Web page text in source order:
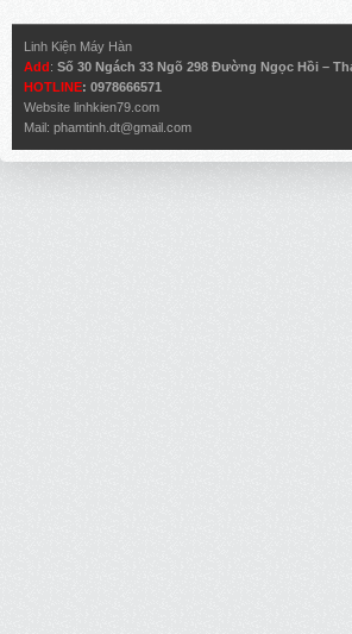
Linh Kiện Máy Hàn
Add: Số 30 Ngách 33 Ngõ 298 Đường Ngọc Hồi –
HOTLINE: 0978666571
Website linhkien79.com
Mail: phamtinh.dt@gmail.com